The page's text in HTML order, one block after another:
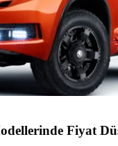
Fiyat